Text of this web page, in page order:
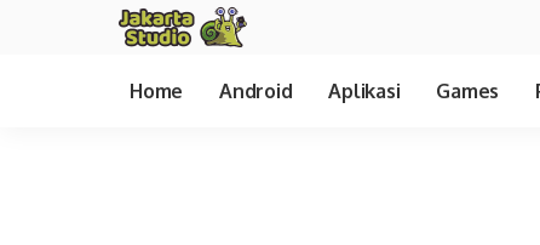
Home Android Aplikasi Games